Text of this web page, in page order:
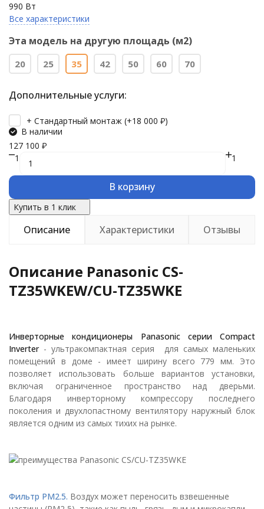
990 Вт
Все характеристики
Эта модель на другую площадь (м2)
20 25 35 42 50 60 70
Дополнительные услуги:
+ Стандартный монтаж (+18 000 ₽)
В наличии
127 100 ₽
1
1
В корзину
Купить в 1 клик
Описание Характеристики Отзывы
Описание Panasonic CS-
TZ35WKEW/CU-TZ35WKE
Инверторные кондиционеры Panasonic серии Compact
Inverter - ультракомпактная серия для самых маленьких
помещений в доме - имеет ширину всего 779 мм. Это
позволяет использовать больше вариантов установки,
включая ограниченное пространство над дверьми.
Благодаря инверторному компрессору последнего
поколения и двухлопастному вентилятору наружный блок
является одним из самых тихих на рынке.
Фильтр PM2.5. Воздух может переносить взвешенные